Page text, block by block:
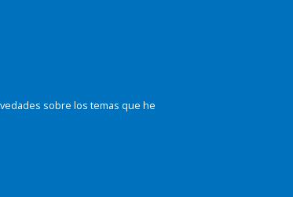
sobre los temas que he